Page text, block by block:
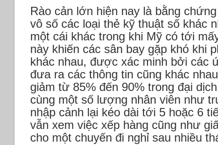
Rào cản lớn hiện nay là bằng
vô số các loại thẻ kỹ thuật số khác
một cái khác trong khi Mỹ có tới
này khiến các sân bay gặp khó khi
khác nhau, được xác minh bởi các
đưa ra các thông tin cũng khác
giảm từ 85% đến 90% trong đại
cùng một số lượng nhân viên như
nhập cảnh lại kéo dài tới 5 hoặc 6
vẫn xem việc xếp hàng cũng như
cho một chuyến đi nghỉ sau nhiều